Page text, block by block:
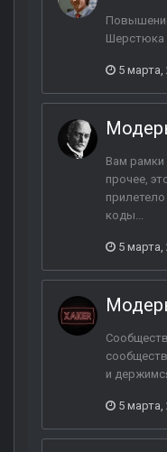
Шерстюка
5 марта,
Вам рамки
прочее,
коды...
5 марта,
и
5 марта,